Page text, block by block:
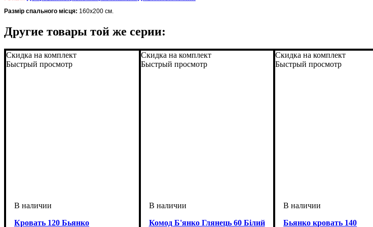
Размір спального місця: 160х200 см.
Другие товары той же серии:
Скидка на комплект
Быстрый просмотр
Кровать 120 Бьянко
Скидка на комплект
Быстрый просмотр
Комод Б'янко Глянець 60 Білий
Скидка на комплект
Быстрый просмотр
Бьянко кровать 140